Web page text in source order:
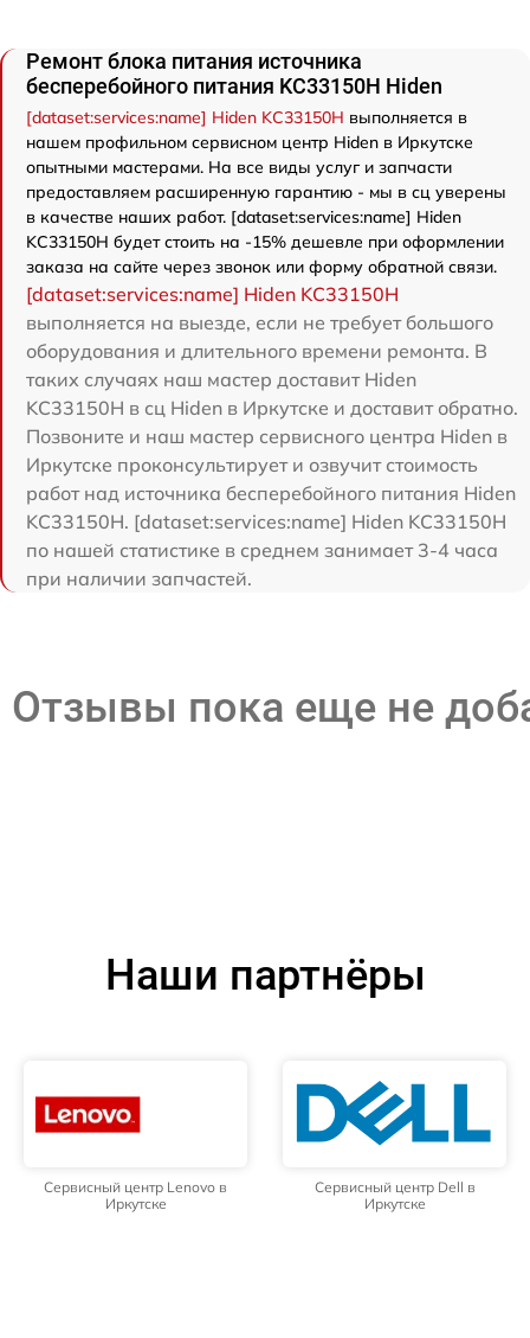
Ремонт блока питания источника
бесперебойного питания KC33150H Hiden
[dataset:services:name] Hiden KC33150H выполняется в
нашем профильном сервисном центр Hiden в Иркутске
опытными мастерами. На все виды услуг и запчасти
предоставляем расширенную гарантию - мы в сц уверены
в качестве наших работ. [dataset:services:name] Hiden
KC33150H будет стоить на -15% дешевле при оформлении
заказа на сайте через звонок или форму обратной связи.
[dataset:services:name] Hiden KC33150H
выполняется на выезде, если не требует большого
оборудования и длительного времени ремонта. В
таких случаях наш мастер доставит Hiden
KC33150H в сц Hiden в Иркутске и доставит обратно.
Позвоните и наш мастер сервисного центра Hiden в
Иркутске проконсультирует и озвучит стоимость
работ над источника бесперебойного питания Hiden
KC33150H. [dataset:services:name] Hiden KC33150H
по нашей статистике в среднем занимает 3-4 часа
при наличии запчастей.
Отзывы пока еще не
Наши партнёры
Сервисный центр Lenovo в
Иркутске
Сервисный центр Dell в
Иркутске